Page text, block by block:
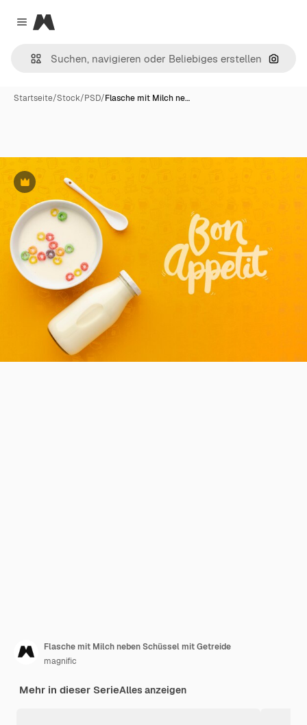
Close menu
Magnific
Nach
Startseite/Stock/PSD/Flasche mit Milch ne…
Premium
Flasche mit Milch neben Schüssel mit Getreide
magnific
Mehr in dieser SerieAlles anzeigen